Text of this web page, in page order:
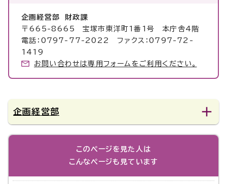
企画経営部 財政課
〒665-8665 宝塚市東洋町1番1号 本庁舎4階
電話：0797-77-2022 ファクス：0797-72-
1419
お問い合わせは専用フォームをご利用ください。
企画経営部
このページを見た人は
こんなページも見ています